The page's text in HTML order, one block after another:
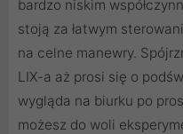
bardzo niskim
stoją za łatwym
na celne manewry.
LIX-a aż prosi się o
wygląda na biurku po
możesz do woli